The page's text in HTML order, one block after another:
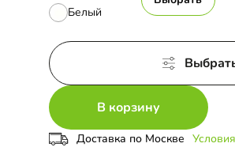
Белый
В корзину
Доставка по Москве Условия